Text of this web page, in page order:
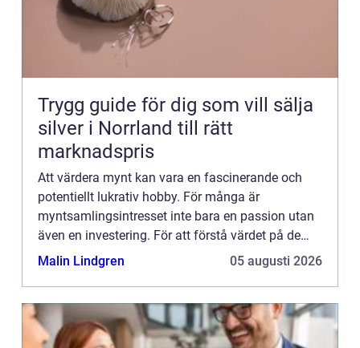
Trygg guide för dig som vill sälja
silver i Norrland till rätt
marknadspris
Att värdera mynt kan vara en fascinerande och
potentiellt lukrativ hobby. För många är
myntsamlingsintresset inte bara en passion utan
även en investering. För att förstå värdet på de
mynt som man ...
Malin Lindgren 05 augusti 2026